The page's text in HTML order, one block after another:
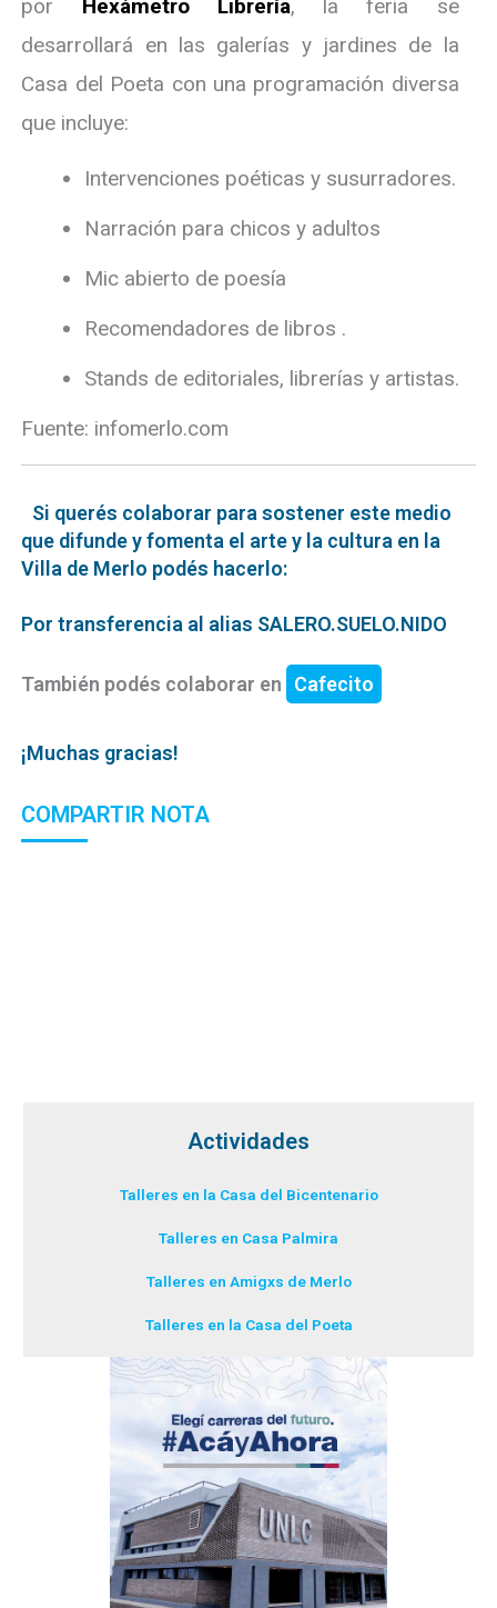
por Hexámetro Librería, la feria se
desarrollará en las galerías y jardines de la
Casa del Poeta con una programación diversa
que incluye:
Intervenciones poéticas y susurradores.
Narración para chicos y adultos
Mic abierto de poesía
Recomendadores de libros .
Stands de editoriales, librerías y artistas.
Fuente: infomerlo.com
Si querés colaborar para sostener este medio
que difunde y fomenta el arte y la cultura en la
Villa de Merlo podés hacerlo:
Por transferencia al alias SALERO.SUELO.NIDO
También podés colaborar en Cafecito
¡Muchas gracias!
COMPARTIR NOTA
Actividades
Talleres en la Casa del Bicentenario
Talleres en Casa Palmira
Talleres en Amigxs de Merlo
Talleres en la Casa del Poeta